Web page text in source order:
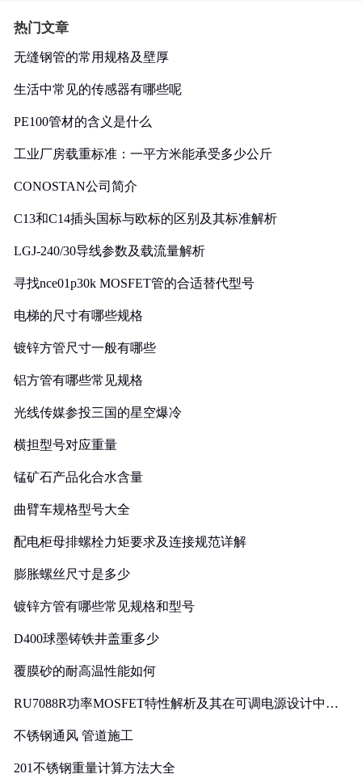
热门文章
无缝钢管的常用规格及壁厚
生活中常见的传感器有哪些呢
PE100管材的含义是什么
工业厂房载重标准：一平方米能承受多少公斤
CONOSTAN公司简介
C13和C14插头国标与欧标的区别及其标准解析
LGJ-240/30导线参数及载流量解析
寻找nce01p30k MOSFET管的合适替代型号
电梯的尺寸有哪些规格
镀锌方管尺寸一般有哪些
铝方管有哪些常见规格
光线传媒参投三国的星空爆冷
横担型号对应重量
锰矿石产品化合水含量
曲臂车规格型号大全
配电柜母排螺栓力矩要求及连接规范详解
膨胀螺丝尺寸是多少
镀锌方管有哪些常见规格和型号
D400球墨铸铁井盖重多少
覆膜砂的耐高温性能如何
RU7088R功率MOSFET特性解析及其在可调电源设计中的
不锈钢通风 管道施工
201不锈钢重量计算方法大全